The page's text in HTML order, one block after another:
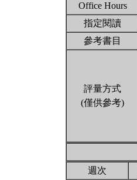
Office Hours
指定閱讀
參考書目
評量方式
(僅供參考)
週次